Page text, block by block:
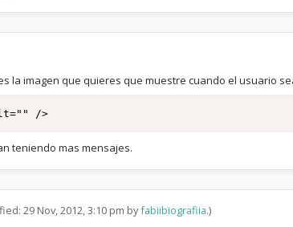
la imagen que quieres que muestre cuando el usuario
/>
teniendo mas mensajes.
29 Nov, 2012, 3:10 pm byfabiibiografiia.)